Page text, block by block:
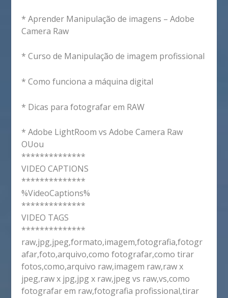
* Aprender Manipulação de imagens – Adobe
Camera Raw
* Curso de Manipulação de imagem profissional
* Como funciona a máquina digital
* Dicas para fotografar em RAW
* Adobe LightRoom vs Adobe Camera Raw
OUou
**************
VIDEO CAPTIONS
**************
%VideoCaptions%
**************
VIDEO TAGS
**************
raw,jpg,jpeg,formato,imagem,fotografia,fotogr
afar,foto,arquivo,como fotografar,como tirar
fotos,como,arquivo raw,imagem raw,raw x
jpeg,raw x jpg,jpg x raw,jpeg vs raw,vs,como
fotografar em raw,fotografia profissional,tirar